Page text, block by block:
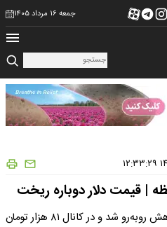
جمعه ۱۶ مرداد ۱۴۰۵
| قیمت دلار دوباره ریخت
قیمت دلار امروز در بازار تهران با کاهش روبه‌رو شد و در کانال ۸۱ هزار تومان